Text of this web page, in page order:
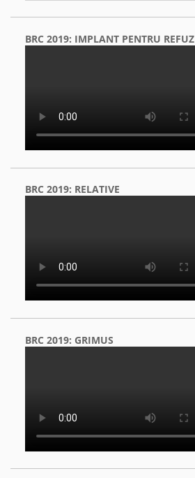
BRC 2019: IMPLANT PENTRU REFUZ
BRC 2019: RELATIVE
BRC 2019: GRIMUS